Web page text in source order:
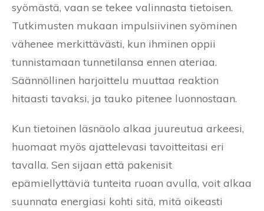
syömästä, vaan se tekee valinnasta tietoisen.
Tutkimusten mukaan impulsiivinen syöminen
vähenee merkittävästi, kun ihminen oppii
tunnistamaan tunnetilansa ennen ateriaa.
Säännöllinen harjoittelu muuttaa reaktion
hitaasti tavaksi, ja tauko pitenee luonnostaan.
Kun tietoinen läsnäolo alkaa juureutua arkeesi,
huomaat myös ajattelevasi tavoitteitasi eri
tavalla. Sen sijaan että pakenisit
epämiellyttäviä tunteita ruoan avulla, voit alkaa
suunnata energiasi kohti sitä, mitä oikeasti